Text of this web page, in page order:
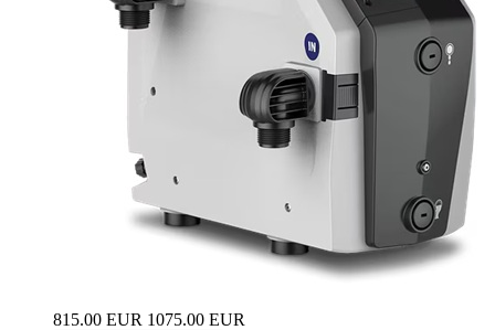
815.00 EUR 1075.00 EUR